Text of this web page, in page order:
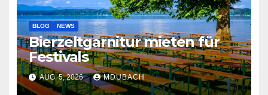
BLOG NEWS
Bierzeltgarnitur mieten für
Festivals
AUG. 5, 2026 MDUBACH